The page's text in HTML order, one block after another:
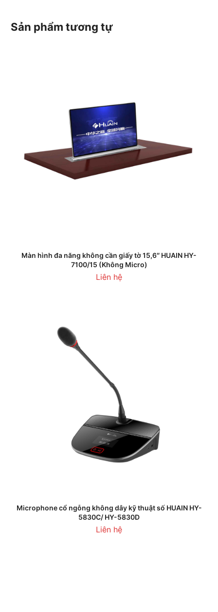
Sản phẩm tương tự
Màn hình đa năng không cần giấy tờ 15,6″ HUAIN HY-
7100/15 (Không Micro)
Liên hệ
Microphone cổ ngỗng không dây kỹ thuật số HUAIN HY-
5830C/ HY-5830D
Liên hệ